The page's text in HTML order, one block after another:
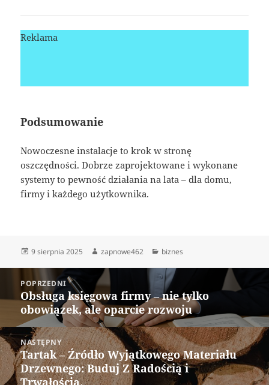
Reklama
Podsumowanie
Nowoczesne instalacje to krok w stronę
oszczędności. Dobrze zaprojektowane i wykonane
systemy to pewność działania na lata – dla domu,
firmy i każdego użytkownika.
Data
9 sierpnia 2025 Autor
zapnowe462 Kategorie
biznes
wpisuPOPRZEDNI
Poprzedni
wpis:
Obsługa księgowa firmy – nie tylko
obowiązek, ale oparcie rozwoju
NASTĘPNY
Następny
wpis:
Tartak – Źródło Wyjątkowego Materiału
Drzewnego: Buduj Z Radością i